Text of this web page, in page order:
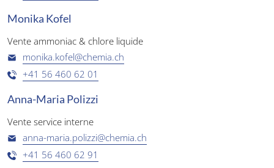
Monika Kofel
Vente ammoniac & chlore liquide
monika.kofel@chemia.ch
+41 56 460 62 01
Anna-Maria Polizzi
Vente service interne
anna-maria.polizzi@chemia.ch
+41 56 460 62 91